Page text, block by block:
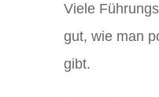
Viele
gut, wie man
gibt.